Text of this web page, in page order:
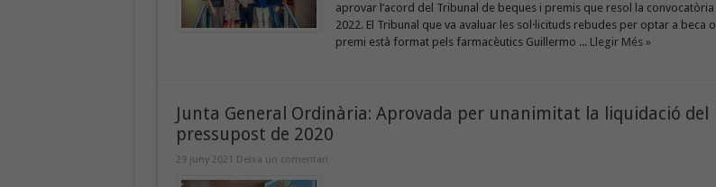
aprovar l’acord del Tribunal de beques i premis que resol la convocatòria
2022. El Tribunal que va avaluar les sol·licituds rebudes per optar a beca o
premi està format pels farmacèutics Guillermo ... Llegir Més »
Junta General Ordinària: Aprovada per unanimitat la liquidació del
pressupost de 2020
29 juny 2021 Deixa un comentari